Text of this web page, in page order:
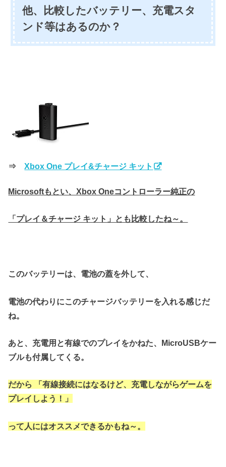
他、比較したバッテリー、充電スタ
ンド等はあるのか？
⇒Xbox One プレイ&チャージ キット
Microsoftもとい、Xbox Oneコントローラー純正の
「プレイ＆チャージ キット」とも比較したね～。
このバッテリーは、電池の蓋を外して、
電池の代わりにこのチャージバッテリーを入れる感じだ
ね。
あと、充電用と有線でのプレイをかねた、MicroUSBケー
ブルも付属してくる。
だから 「有線接続にはなるけど、充電しながらゲームを
プレイしよう！」
って人にはオススメできるかもね～。